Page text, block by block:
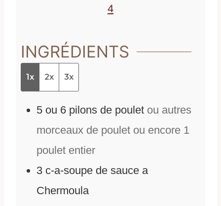
4
INGRÉDIENTS
1x 2x 3x
5 ou 6 pilons de poulet ou autres
morceaux de poulet ou encore 1
poulet entier
3 c-a-soupe de sauce a
Chermoula